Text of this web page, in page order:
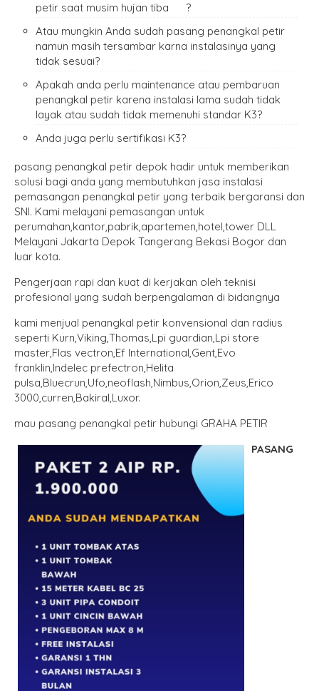
petir saat musim hujan tiba ?
Atau mungkin Anda sudah pasang penangkal petir
namun masih tersambar karna instalasinya yang
tidak sesuai?
Apakah anda perlu maintenance atau pembaruan
penangkal petir karena instalasi lama sudah tidak
layak atau sudah tidak memenuhi standar K3?
Anda juga perlu sertifikasi K3?
pasang penangkal petir depok hadir untuk memberikan
solusi bagi anda yang membutuhkan jasa instalasi
pemasangan penangkal petir yang terbaik bergaransi dan
SNI. Kami melayani pemasangan untuk
perumahan,kantor,pabrik,apartemen,hotel,tower DLL
Melayani Jakarta Depok Tangerang Bekasi Bogor dan
luar kota.
Pengerjaan rapi dan kuat di kerjakan oleh teknisi
profesional yang sudah berpengalaman di bidangnya
kami menjual penangkal petir konvensional dan radius
seperti Kurn,Viking,Thomas,Lpi guardian,Lpi store
master,Flas vectron,Ef International,Gent,Evo
franklin,Indelec prefectron,Helita
pulsa,Bluecrun,Ufo,neoflash,Nimbus,Orion,Zeus,Erico
3000,curren,Bakiral,Luxor.
mau pasang penangkal petir hubungi GRAHA PETIR
PASANG